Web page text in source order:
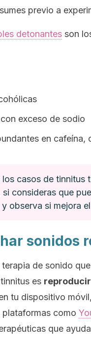
previo a
detonantes son
exceso de sodio
en
casos de tinnitus
si consideras que
y observa si mejora
sonidos
de sonido
es
tu dispositivo
plataformas como
que